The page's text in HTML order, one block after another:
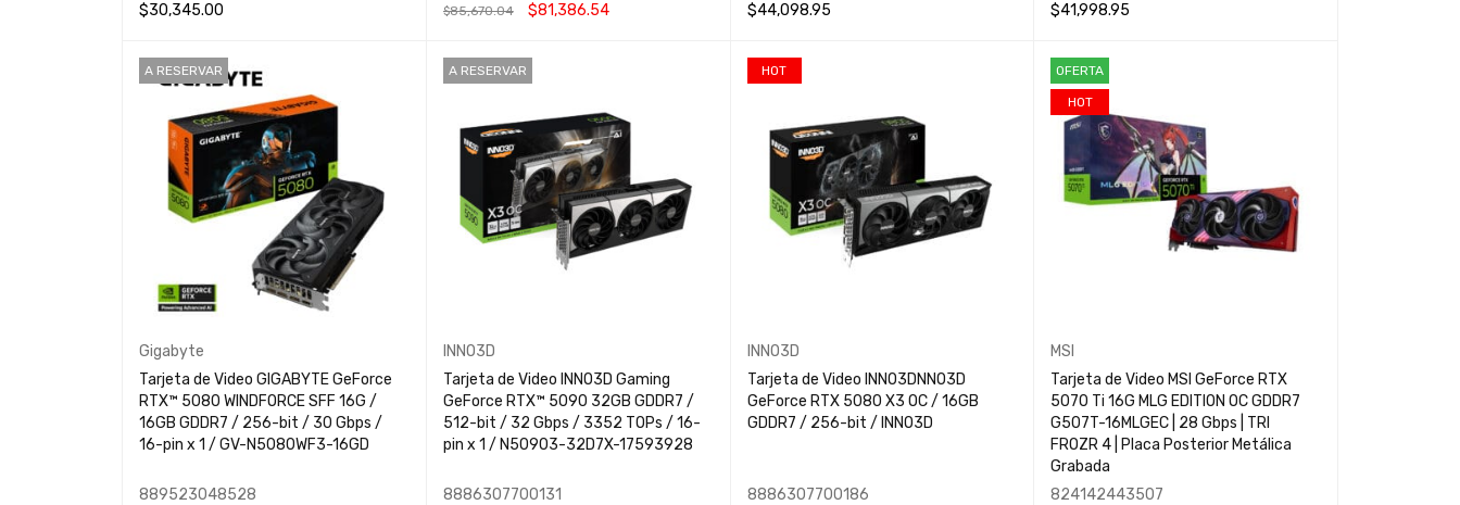
$30,345.00 $85,670.04 $81,386.54
$44,098.95
$41,998.95
A RESERVAR
Gigabyte
Tarjeta de Video GIGABYTE GeForce
RTX™ 5080 WINDFORCE SFF 16G /
16GB GDDR7 / 256-bit / 30 Gbps /
16-pin x 1 / GV-N5080WF3-16GD
889523048528
A RESERVAR
INNO3D
Tarjeta de Video INNO3D Gaming
GeForce RTX™ 5090 32GB GDDR7 /
512-bit / 32 Gbps / 3352 TOPs / 16-
pin x 1 / N50903-32D7X-17593928
8886307700131
HOT
INNO3D
Tarjeta de Video INNO3DNNO3D
GeForce RTX 5080 X3 OC / 16GB
GDDR7 / 256-bit / INNO3D
8886307700186
OFERTA
HOT
MSI
Tarjeta de Video MSI GeForce RTX
5070 Ti 16G MLG EDITION OC GDDR7
G507T-16MLGEC | 28 Gbps | TRI
FROZR 4 | Placa Posterior Metálica
Grabada
824142443507